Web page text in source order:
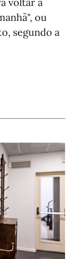
ou
segundo a